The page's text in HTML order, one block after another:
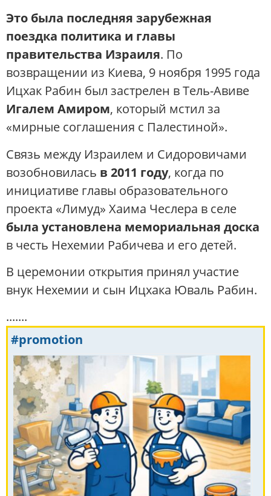
Это была последняя зарубежная
поездка политика и главы
правительства Израиля. По
возвращении из Киева, 9 ноября 1995 года
Ицхак Рабин был застрелен в Тель-Авиве
Игалем Амиром, который мстил за
«мирные соглашения с Палестиной».
Связь между Израилем и Сидоровичами
возобновилась в 2011 году, когда по
инициативе главы образовательного
проекта «Лимуд» Хаима Чеслера в селе
была установлена ​​мемориальная доска
в честь Нехемии Рабичева и его детей.
В церемонии открытия принял участие
внук Нехемии и сын Ицхака Юваль Рабин.
.......
#promotion